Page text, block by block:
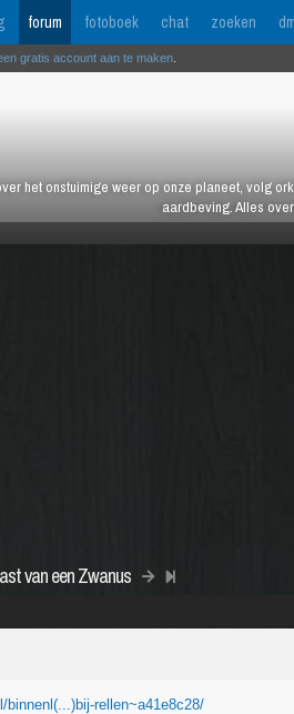
forum fotoboek chat zoeken dm
het onstuimige weer op onze planeet, volg
aardbeving. Alles
gratis account aan te maken
van een Zwanus
binnenl(...)bij-rellen~a41e8c28/